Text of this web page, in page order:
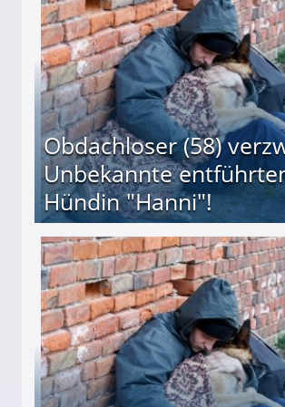
Obdachloser (58)
Unbekannte
Hündin "Hanni"!
entführten seine Hündin "Hanni"!